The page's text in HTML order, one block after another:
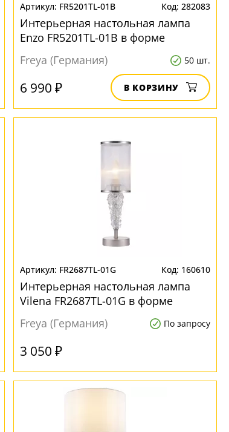
FR5201TL-01B 282083
Интерьерная настольная лампа
Enzo FR5201TL-01B в форме
Freya (Германия) 50 шт.
6 990 ₽ В КОРЗИНУ
FR2687TL-01G 160610
Интерьерная настольная лампа
Vilena FR2687TL-01G в форме
Freya (Германия) По запросу
3 050 ₽